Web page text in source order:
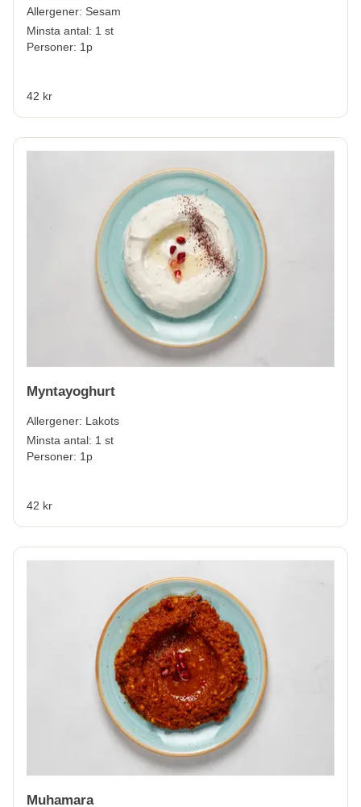
Allergener: Sesam
Minsta antal: 1 st
Personer: 1p
42 kr
Myntayoghurt
Allergener: Lakots
Minsta antal: 1 st
Personer: 1p
42 kr
Muhamara